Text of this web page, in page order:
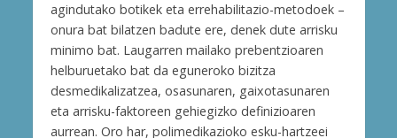
agindutako botikek eta errehabilitazio-metodoek –
onura bat bilatzen badute ere, denek dute arrisku
minimo bat. Laugarren mailako prebentzioaren
helburuetako bat da eguneroko bizitza
desmedikalizatzea, osasunaren, gaixotasunaren
eta arrisku-faktoreen gehiegizko definizioaren
aurrean. Oro har, polimedikazioko esku-hartzeei